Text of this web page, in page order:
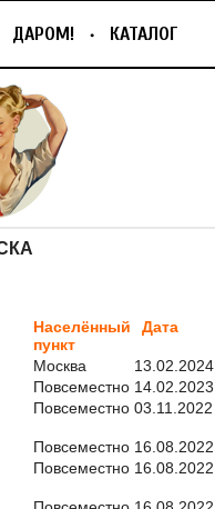
ДАРОМ! КАТАЛОГ
Дата
Населённый
пункт
13.02.2024
Москва
14.02.2023
Повсеместно
03.11.2022
Повсеместно
16.08.2022
Повсеместно
16.08.2022
Повсеместно